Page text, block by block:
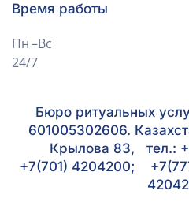
Время работы
Пн –Вс
24/7
Бюро ритуальных
601005302606.
Крылова 83, тел.:
+7(701) 4204200;